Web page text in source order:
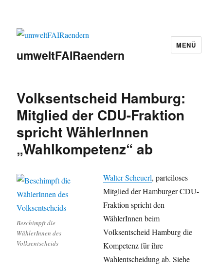
umweltFAIRaendern
MENÜ
Volksentscheid Hamburg:
Mitglied der CDU-Fraktion
spricht WählerInnen
„Wahlkompetenz“ ab
Beschimpft die
WählerInnen des
Volksentscheids
Walter Scheuerl, parteiloses
Mitglied der Hamburger CDU-
Fraktion spricht den
WählerInnen beim
Volksentscheid Hamburg die
Kompetenz für ihre
Wahlentscheidung ab. Siehe